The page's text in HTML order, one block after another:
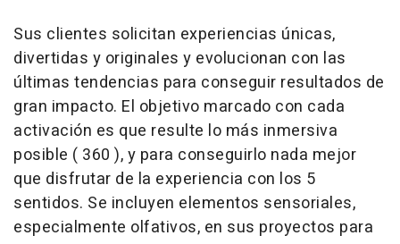
Sus clientes solicitan experiencias únicas,
divertidas y originales y evolucionan con las
últimas tendencias para conseguir resultados de
gran impacto. El objetivo marcado con cada
activación es que resulte lo más inmersiva
posible ( 360 ), y para conseguirlo nada mejor
que disfrutar de la experiencia con los 5
sentidos. Se incluyen elementos sensoriales,
especialmente olfativos, en sus proyectos para